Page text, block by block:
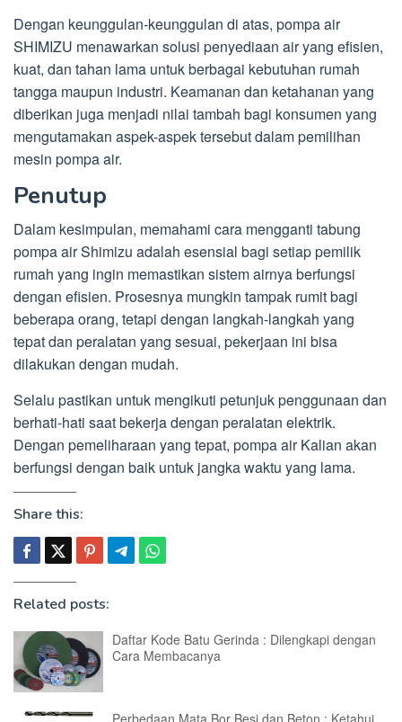
Dengan keunggulan-keunggulan di atas, pompa air
SHIMIZU menawarkan solusi penyediaan air yang efisien,
kuat, dan tahan lama untuk berbagai kebutuhan rumah
tangga maupun industri. Keamanan dan ketahanan yang
diberikan juga menjadi nilai tambah bagi konsumen yang
mengutamakan aspek-aspek tersebut dalam pemilihan
mesin pompa air.
Penutup
Dalam kesimpulan, memahami cara mengganti tabung
pompa air Shimizu adalah esensial bagi setiap pemilik
rumah yang ingin memastikan sistem airnya berfungsi
dengan efisien. Prosesnya mungkin tampak rumit bagi
beberapa orang, tetapi dengan langkah-langkah yang
tepat dan peralatan yang sesuai, pekerjaan ini bisa
dilakukan dengan mudah.
Selalu pastikan untuk mengikuti petunjuk penggunaan dan
berhati-hati saat bekerja dengan peralatan elektrik.
Dengan pemeliharaan yang tepat, pompa air Kalian akan
berfungsi dengan baik untuk jangka waktu yang lama.
Share this:
Related posts:
Daftar Kode Batu Gerinda : Dilengkapi dengan
Cara Membacanya
Perbedaan Mata Bor Besi dan Beton : Ketahui